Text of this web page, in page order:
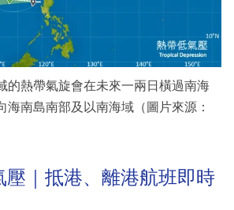
的熱帶氣旋會在未來一兩日橫過南海
海南島南部及以南海域（圖片來源：
壓｜抵港、離港航班即時